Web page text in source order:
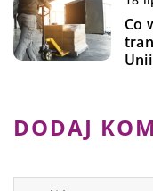
Co
DODAJ